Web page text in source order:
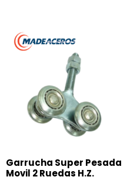
Garrucha Super Pesada
Movil 2 Ruedas H.Z.